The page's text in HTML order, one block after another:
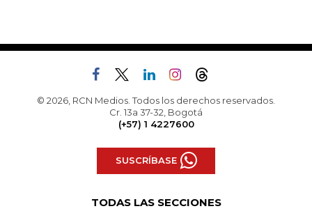
© 2026, RCN Medios. Todos los derechos reservados.
Cr. 13a 37-32, Bogotá
(+57) 1 4227600
SUSCRÍBASE
TODAS LAS SECCIONES